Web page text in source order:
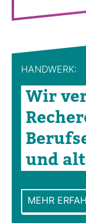
HAND­WERK:
Wir
und
MEHR